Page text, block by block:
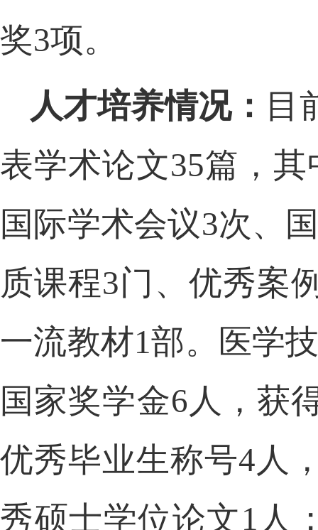
奖3项。
人才培养情况： 目
表学术论文35篇，
国际学术会议3次、
质课程3门、优秀案
一流教材1部。医学
国家奖学金6人，获
优秀毕业生称号4人
秀硕士学位论文1人